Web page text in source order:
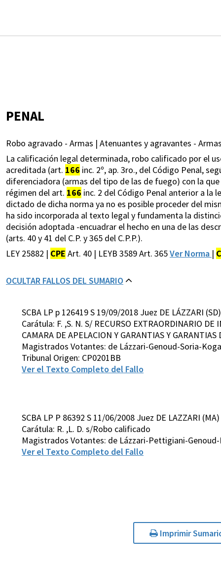
PENAL
Robo agravado - Armas | Atenuantes y agravantes -
La calificación legal determinada, robo calificado por el
acreditada (art. 166 inc. 2º, ap. 3ro., del Código Penal,
diferenciadora (armas del tipo de las de fuego) con la
régimen del art. 166 inc. 2 del Código Penal anterior a la
dictado de dicha norma ya no es posible proceder del
ha sido incorporada al texto legal y fundamenta la
decisión adoptada -encuadrar el hecho en una de las
(arts. 40 y 41 del C.P. y 365 del C.P.P.).
LEY 25882 | CPE Art. 40 | LEYB 3589 Art. 365Ver Norma |
OCULTAR FALLOS DEL SUMARIO
SCBA LP p 126419 S 19/09/2018 Juez DE LÁZZARI (SD)
Carátula: F. ,S. N. S/ RECURSO EXTRAORDINARIO
CAMARA DE APELACION Y GARANTIAS Y
Magistrados Votantes: de Lázzari-Genoud-Soria-
Tribunal Origen: CP0201BB
Ver el Texto Completo del Fallo
SCBA LP P 86392 S 11/06/2008 Juez DE LAZZARI (MA)
Carátula: R. ,L. D. s/Robo calificado
Magistrados Votantes: de Lázzari-Pettigiani-
Ver el Texto Completo del Fallo
Imprimir